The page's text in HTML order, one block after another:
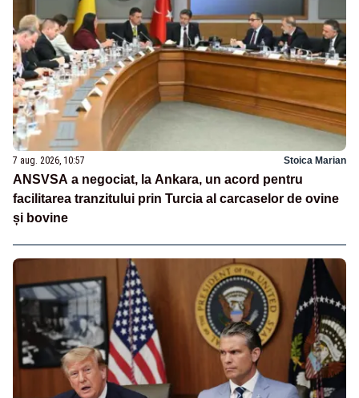
7 aug. 2026, 10:57 Stoica Marian
ANSVSA a negociat, la Ankara, un acord pentru
facilitarea tranzitului prin Turcia al carcaselor de ovine
și bovine